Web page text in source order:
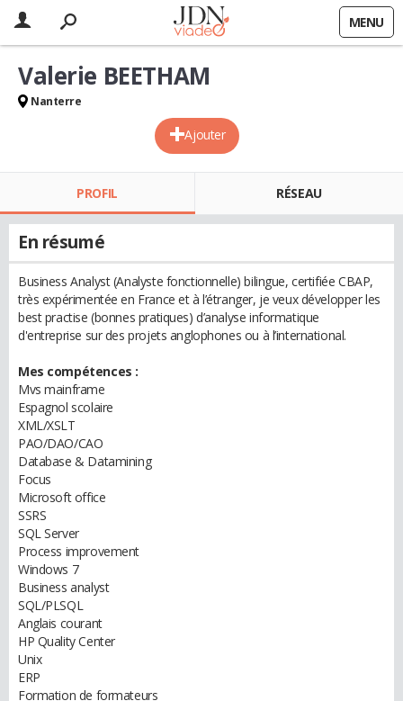
MENU
Ajouter
Valerie BEETHAM
Nanterre
PROFIL RÉSEAU
En résumé
Business Analyst (Analyste fonctionnelle) bilingue, certifiée CBAP,
très expérimentée en France et à l’étranger, je veux développer les
best practise (bonnes pratiques) d’analyse informatique
d'entreprise sur des projets anglophones ou à l’international.
Mes compétences :
Mvs mainframe
Espagnol scolaire
XML/XSLT
PAO/DAO/CAO
Database & Datamining
Focus
Microsoft office
SSRS
SQL Server
Process improvement
Windows 7
Business analyst
SQL/PLSQL
Anglais courant
HP Quality Center
Unix
ERP
Formation de formateurs